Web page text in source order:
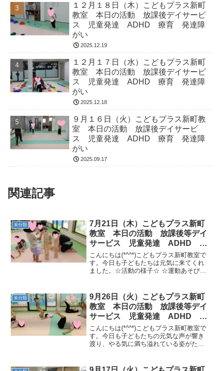
１２月１８日（木）こどもプラス新町
教室 本日の活動 放課後デイサービ
ス 児童発達 ADHD 療育 発達障
がい
2025.12.19
１２月１７日（水）こどもプラス新町
教室 本日の活動 放課後デイサービ
ス 児童発達 ADHD 療育 発達障
がい
2025.12.18
９月１６日（火）こどもプラス新町教
室 本日の活動 放課後デイサービ
ス 児童発達 ADHD 療育 発達障
がい
2025.09.17
関連記事
未分類
7月21日（木）こどもプラス新町
教室 本日の活動 放課後等デイ
サービス 児童発達 ADHD 療
育 発達障がい
こんにちは(*^^*)こどもプラス新町教室で
す。今日も子どもたちは元気に来てくれ
ました。☆活動の様子☆ ☆運動あそび
拾い→グーパー・ケンパージャンプ→金
魚すくい（カップ、...
未分類
9月26日（火）こどもプラス新町
教室 本日の活動 放課後等デイ
サービス 児童発達 ADHD 療
育 発達障がい
こんにちは(*^^*)こどもプラス新町教室で
す。今日も子どもたちの元気な声が響き
渡り、やる気に満ち溢れている姿がたく
人でサーキット」平均台・足型→缶積み